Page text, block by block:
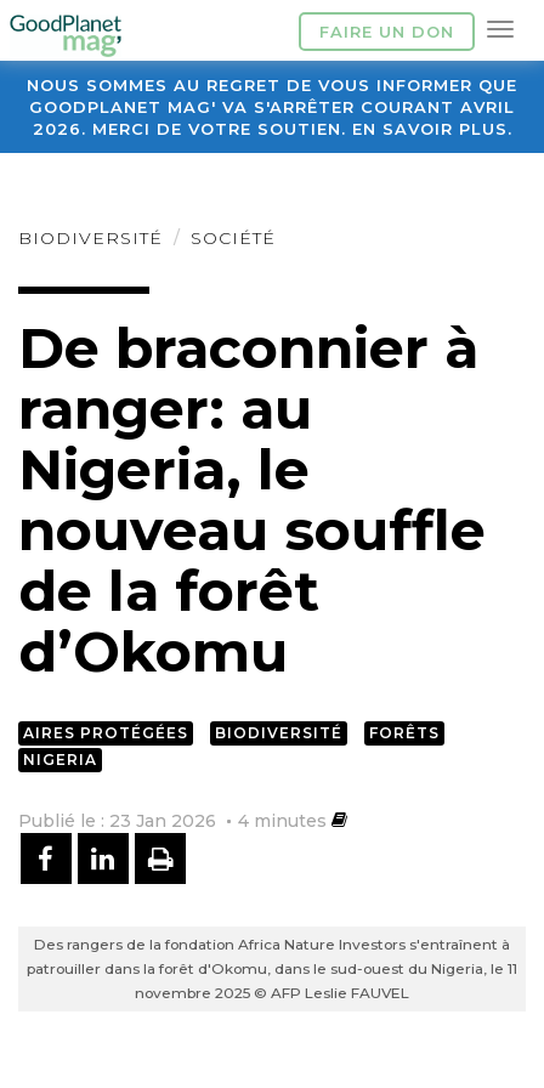
FAIRE UN DON
NOUS SOMMES AU REGRET DE VOUS INFORMER QUE
GOODPLANET MAG' VA S'ARRÊTER COURANT AVRIL
2026. MERCI DE VOTRE SOUTIEN. EN SAVOIR PLUS.
BIODIVERSITÉ SOCIÉTÉ
De braconnier à
ranger: au
Nigeria, le
nouveau souffle
de la forêt
d’Okomu
AIRES PROTÉGÉES BIODIVERSITÉ
FORÊTS
NIGERIA
Publié le : 23 Jan 2026 4 minutes
PARTAGER SUR FACEBOOK
PARTAGER SUR LINKEDIN
IMPRIMER
Des rangers de la fondation Africa Nature Investors s'entraînent à
patrouiller dans la forêt d'Okomu, dans le sud-ouest du Nigeria, le 11
novembre 2025 © AFP Leslie FAUVEL